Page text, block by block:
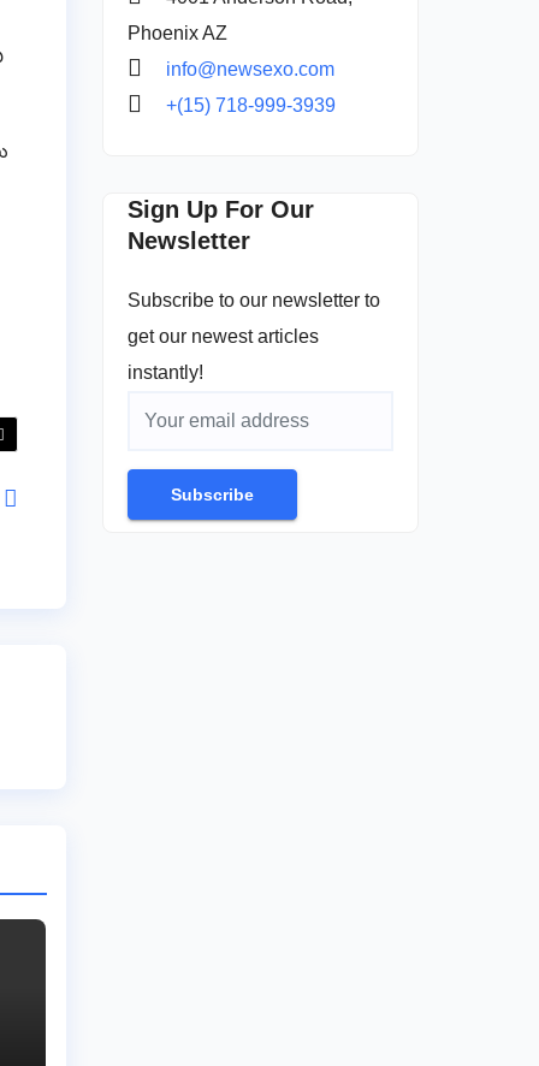
Phoenix AZ
info@newsexo.com
+(15) 718-999-3939
Sign Up For Our
Newsletter
Subscribe to our newsletter to
get our newest articles
instantly!
Subscribe